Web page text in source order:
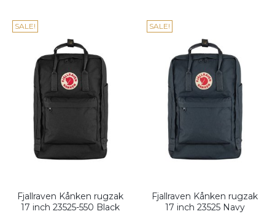
SALE!
Fjallraven Kånken rugzak
17 inch 23525-550 Black
SALE!
Fjallraven Kånken rugzak
17 inch 23525 Navy